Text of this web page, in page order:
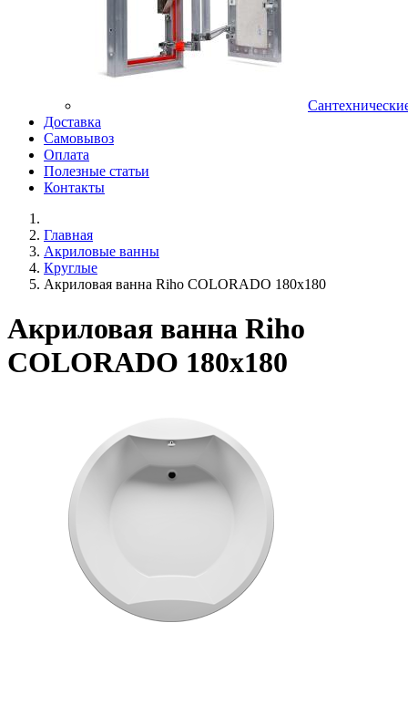
Доставка
Самовывоз
Оплата
Полезные статьи
Контакты
Главная
Акриловые ванны
Круглые
Акриловая ванна Riho COLORADO 180х180
Акриловая ванна Riho
COLORADO 180х180